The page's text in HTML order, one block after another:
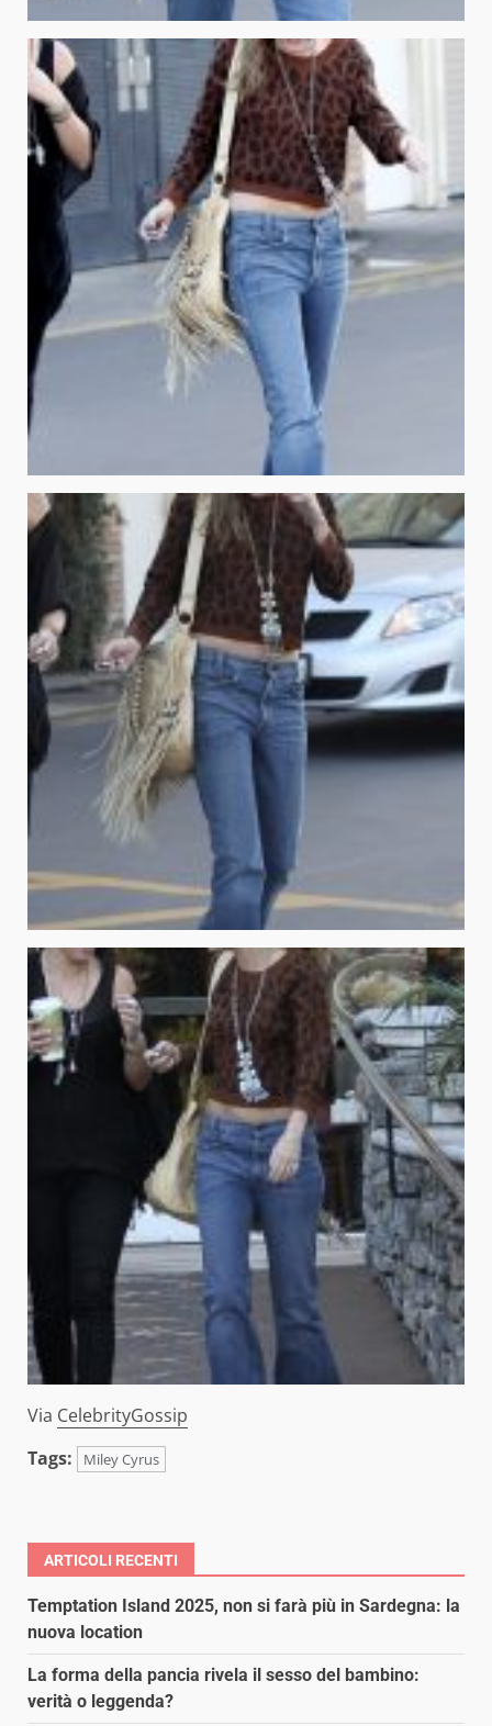
Via CelebrityGossip
Tags:
Miley Cyrus
ARTICOLI RECENTI
Temptation Island 2025, non si farà più in Sardegna: la
nuova location
La forma della pancia rivela il sesso del bambino:
verità o leggenda?